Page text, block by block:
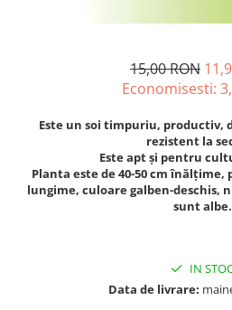
Seminte de Patrunjel
Seminte dovlecel / dovleac
Seminte fasole
Seminte mazare
Seminte morcovi
15,00 RON
Economisesti:
Este un soi timpuriu, productiv,
rezistent la
Este apt și pentru
Planta este de 40-50 cm înălțime,
lungime, culoare galben-deschis,
sunt albe.
IN
Data de livrare: